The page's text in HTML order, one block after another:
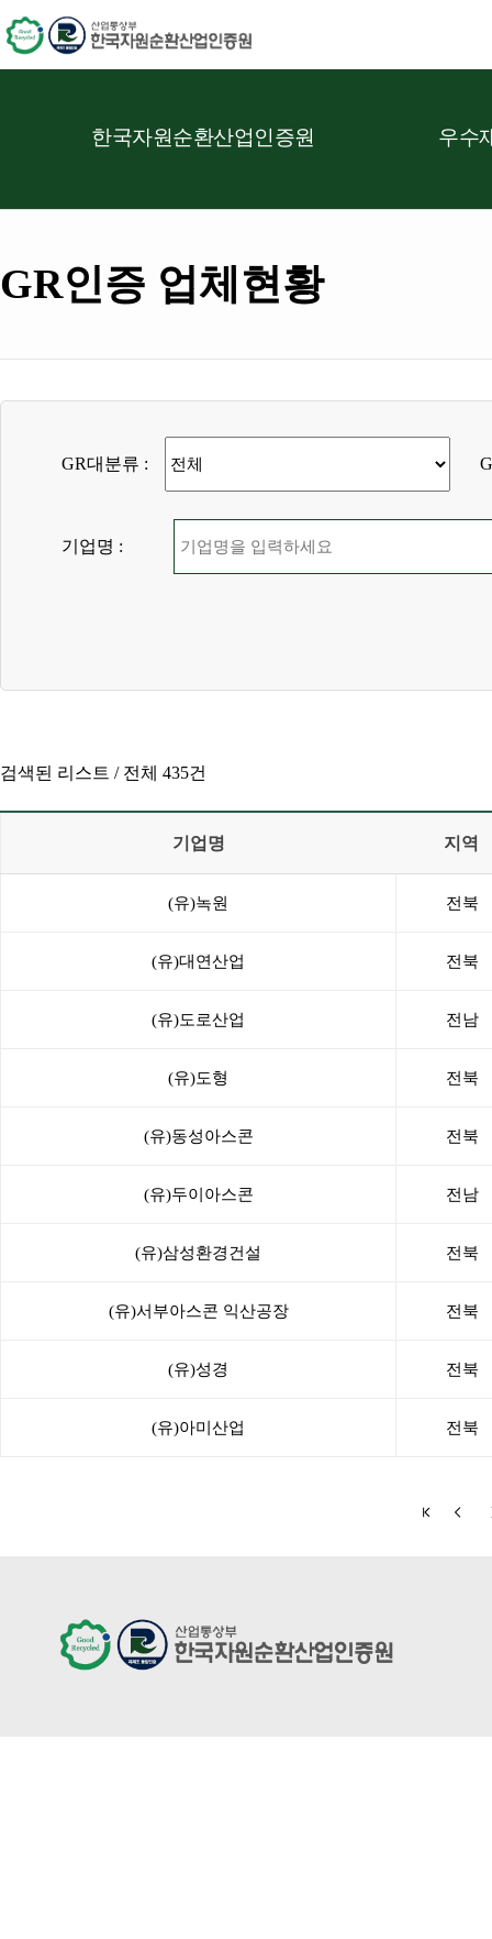
한국자원순환산업인증원 우수
GR인증 업체현황
GR대분류 :
기업명 :
검색된 리스트 / 전체 435건
기업명 지역
(유)녹원 전북
(유)대연산업 전북
(유)도로산업 전남
(유)도형 전북
(유)동성아스콘 전북
(유)두이아스콘 전남
(유)삼성환경건설 전북
(유)서부아스콘 익산공장 전북
(유)성경 전북
(유)아미산업 전북